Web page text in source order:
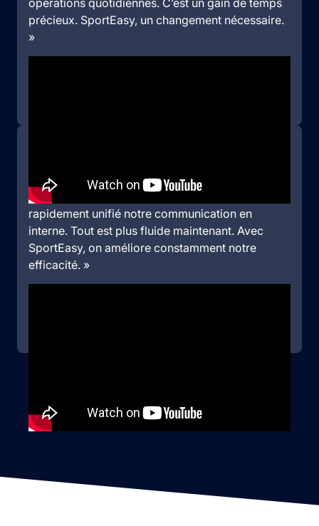
précieux. SportEasy, un changement nécessaire.
»
« SportEasy est un outil précieux de
communication et d’organisation. L’application a
rapidement unifié notre communication en
interne. Tout est plus fluide maintenant. Avec
SportEasy, on améliore constamment notre
efficacité. »